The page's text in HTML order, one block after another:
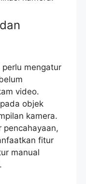
mengatur
video.
objek
kamera.
pencahayaan,
fitur
manual